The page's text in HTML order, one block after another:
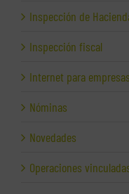
Inspección de
Inspección fiscal
Internet para empresas
Nóminas
Novedades
Operaciones